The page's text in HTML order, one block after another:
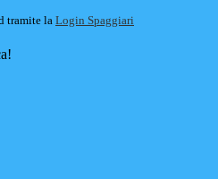
tramite la Login Spaggiari